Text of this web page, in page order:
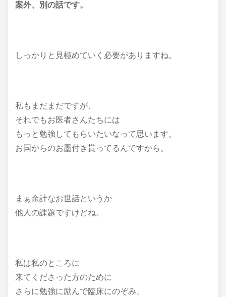
案外、別の話です。
しっかりと見極めていく必要がありますね。
私もまだまだですが、
それでもお医者さんたちには
もっと勉強してもらいたいなって思います。
お国からのお墨付き貰ってるんですから。
まぁ余計なお世話というか
他人の課題ですけどね。
私は私のところに
来てくださった方のために
さらに勉強に励んで臨床にのぞみ、